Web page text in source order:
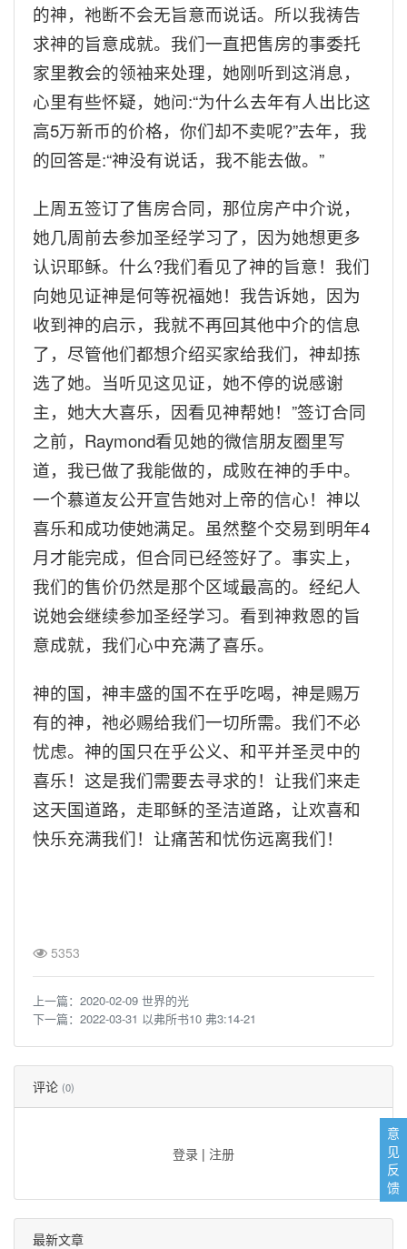
的神，祂断不会无旨意而说话。所以我祷告
求神的旨意成就。我们一直把售房的事委托
家里教会的领袖来处理，她刚听到这消息，
心里有些怀疑，她问:“为什么去年有人出比这
高5万新币的价格，你们却不卖呢?”去年，我
的回答是:“神没有说话，我不能去做。 ”
上周五签订了售房合同，那位房产中介说，
她几周前去参加圣经学习了，因为她想更多
认识耶稣。什么?我们看见了神的旨意！我们
向她见证神是何等祝福她！我告诉她，因为
收到神的启示，我就不再回其他中介的信息
了，尽管他们都想介绍买家给我们，神却拣
选了她。当听见这见证，她不停的说感谢
主，她大大喜乐，因看见神帮她！ ”签订合同
之前， Raymond看见她的微信朋友圈里写
道，我已做了我能做的，成败在神的手中。
一个慕道友公开宣告她对上帝的信心！神以
喜乐和成功使她满足。虽然整个交易到明年4
月才能完成，但合同已经签好了。事实上，
我们的售价仍然是那个区域最高的。经纪人
说她会继续参加圣经学习。看到神救恩的旨
意成就，我们心中充满了喜乐。
神的国，神丰盛的国不在乎吃喝，神是赐万
有的神，祂必赐给我们一切所需。我们不必
忧虑。神的国只在乎公义、和平并圣灵中的
喜乐！这是我们需要去寻求的！让我们来走
这天国道路，走耶稣的圣洁道路，让欢喜和
快乐充满我们！让痛苦和忧伤远离我们！
5353
上一篇： 2020-02-09 世界的光
下一篇： 2022-03-31 以弗所书10 弗3:14-21
评论 (0)
登录 | 注册
最新文章
意
见
反
馈